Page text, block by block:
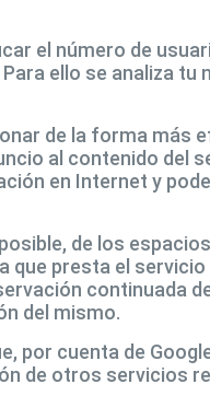
el número de
ello se analiza tu
de la forma más
al contenido del
en Internet y
de los espacios
que presta el
continuada
del mismo.
por cuenta de
de otros servicios